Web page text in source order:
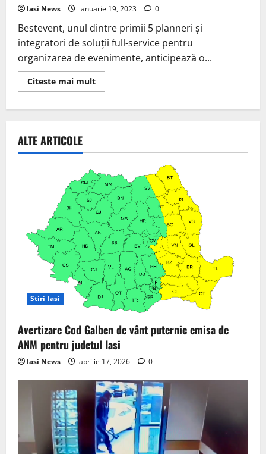
Iasi News ianuarie 19, 2023 0
Bestevent, unul dintre primii 5 planneri și
integratori de soluții full-service pentru
organizarea de evenimente, anticipează o...
Citeste mai multRead
more
anul
cu
aprox.
20%
ALTE ARTICOLE
Stiri Iasi
Avertizare Cod Galben de vânt puternic emisa de
ANM pentru judetul Iasi
Iasi News aprilie 17, 2026 0